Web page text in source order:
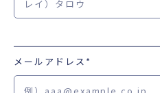
メールアドレス *